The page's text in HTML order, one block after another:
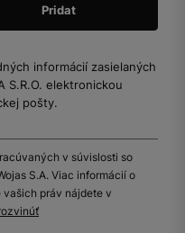
informácií zasielaných
S.R.O. elektronickou
pošty.
v súvislosti so
S.A. Viac informácií o
práv nájdete v